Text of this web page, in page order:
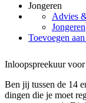
Jongeren
Advies
Jongeren
Toevoegen
Inloopspreekuur
Ben jij tussen de 14
dingen die je moet